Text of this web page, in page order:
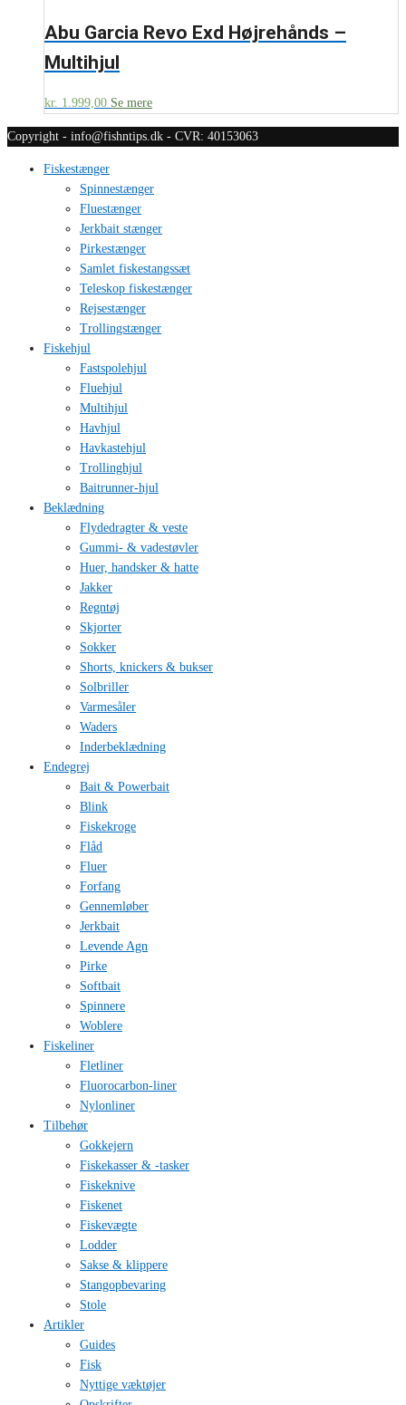
Abu Garcia Revo Exd Højrehånds –
Multihjul
kr. 1.999,00 Se mere
Copyright - info@fishntips.dk - CVR: 40153063
Fiskestænger
Spinnestænger
Fluestænger
Jerkbait stænger
Pirkestænger
Samlet fiskestangssæt
Teleskop fiskestænger
Rejsestænger
Trollingstænger
Fiskehjul
Fastspolehjul
Fluehjul
Multihjul
Havhjul
Havkastehjul
Trollinghjul
Baitrunner-hjul
Beklædning
Flydedragter & veste
Gummi- & vadestøvler
Huer, handsker & hatte
Jakker
Regntøj
Skjorter
Sokker
Shorts, knickers & bukser
Solbriller
Varmesåler
Waders
Inderbeklædning
Endegrej
Bait & Powerbait
Blink
Fiskekroge
Flåd
Fluer
Forfang
Gennemløber
Jerkbait
Levende Agn
Pirke
Softbait
Spinnere
Woblere
Fiskeliner
Fletliner
Fluorocarbon-liner
Nylonliner
Tilbehør
Gokkejern
Fiskekasser & -tasker
Fiskeknive
Fiskenet
Fiskevægte
Lodder
Sakse & klippere
Stangopbevaring
Stole
Artikler
Guides
Fisk
Nyttige væktøjer